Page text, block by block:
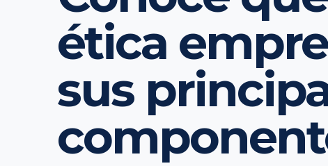
ética
sus